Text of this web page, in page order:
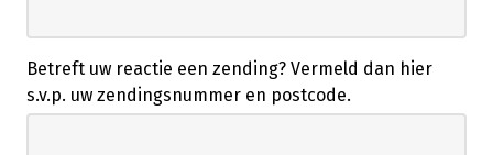
Betreft uw reactie een zending? Vermeld dan hier
s.v.p. uw zendingsnummer en postcode.